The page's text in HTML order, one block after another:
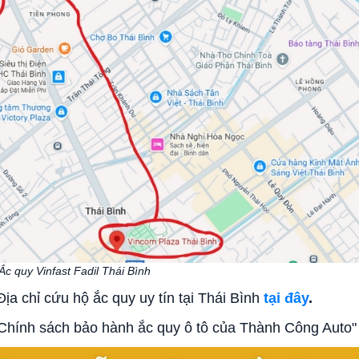
quy Vinfast Fadil Thái Bình
chỉ cứu hộ ắc quy uy tín tại Thái Bình tại đây.
sách bảo hành ắc quy ô tô của Thành Công